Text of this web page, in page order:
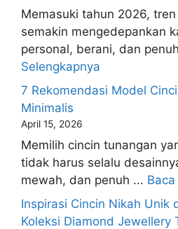
Memasuki tahun 2026,
semakin mengedepankan
personal, berani, dan
Selengkapnya
7 Rekomendasi Model
Minimalis
April 15, 2026
Memilih cincin tunangan
tidak harus selalu
mewah, dan penuh ...
Inspirasi Cincin Nikah Unik
Koleksi Diamond Jewellery